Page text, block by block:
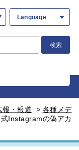
Language
検索
報・報道 > 各種メデ
式Instagramの偽アカ